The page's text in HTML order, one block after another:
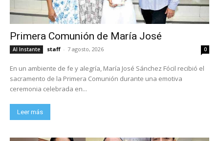
Primera Comunión de María José
Al Instante staff - 7 agosto, 2026 0
En un ambiente de fe y alegría, María José Sánchez Fócil recibió el
sacramento de la Primera Comunión durante una emotiva
ceremonia celebrada en...
Leer más